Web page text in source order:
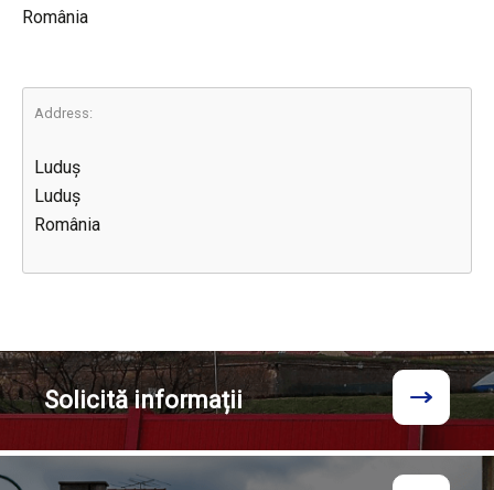
România
Address:
Luduș
Luduș
România
Solicităinformații